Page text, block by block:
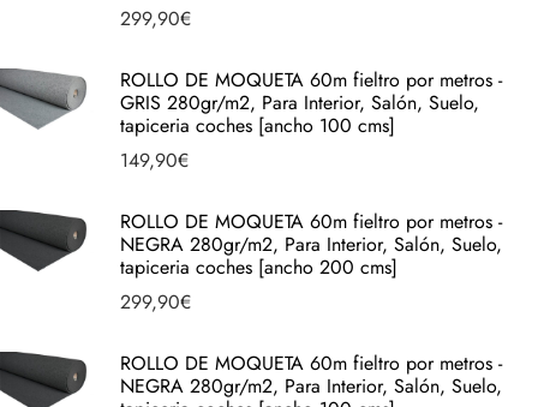
299,90€
ROLLO DE MOQUETA 60m fieltro por metros -
GRIS 280gr/m2, Para Interior, Salón, Suelo,
tapiceria coches [ancho 100 cms]
149,90€
ROLLO DE MOQUETA 60m fieltro por metros -
NEGRA 280gr/m2, Para Interior, Salón, Suelo,
tapiceria coches [ancho 200 cms]
299,90€
ROLLO DE MOQUETA 60m fieltro por metros -
NEGRA 280gr/m2, Para Interior, Salón, Suelo,